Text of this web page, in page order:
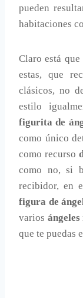
pueden
habitaciones
Claro está que
estas, que
clásicos, no
estilo
figurita de
como único
como recurso
como no, si
recibidor, en
figura de
varios ángeles
que te puedas